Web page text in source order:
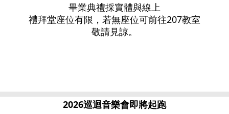
畢業典禮採實體與線上
禮拜堂座位有限，若無座位可前往207教室
敬請見諒。
2026巡迴音樂會即將起跑